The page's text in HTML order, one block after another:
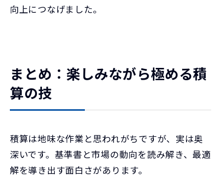
向上につなげました。
まとめ：楽しみながら極める積
算の技
積算は地味な作業と思われがちですが、実は奥
深いです。基準書と市場の動向を読み解き、最適
解を導き出す面白さがあります。